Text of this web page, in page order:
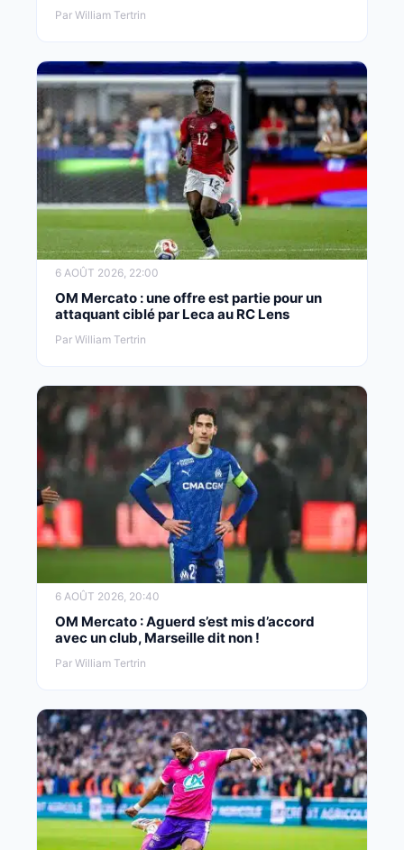
Par William Tertrin
6 AOÛT 2026, 22:00
OM Mercato : une offre est partie pour un
attaquant ciblé par Leca au RC Lens
Par William Tertrin
6 AOÛT 2026, 20:40
OM Mercato : Aguerd s’est mis d’accord
avec un club, Marseille dit non !
Par William Tertrin